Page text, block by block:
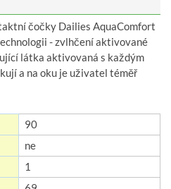
čočky Dailies AquaComfort
- zvlhčení aktivované
látka aktivovaná s každým
a na oku je uživatel téměř
90
ne
1